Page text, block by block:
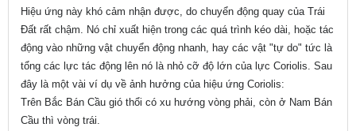
Hiệu ứng này khó cảm nhận được, do chuyển động quay của Trái
Đất rất chậm. Nó chỉ xuất hiện trong các quá trình kéo dài, hoặc tác
động vào những vật chuyển động nhanh, hay các vật "tự do" tức là
tổng các lực tác động lên nó là nhỏ cỡ độ lớn của lực Coriolis. Sau
đây là một vài ví dụ về ảnh hưởng của hiệu ứng Coriolis:
Trên Bắc Bán Cầu gió thổi có xu hướng vòng phải, còn ở Nam Bán
Cầu thì vòng trái.